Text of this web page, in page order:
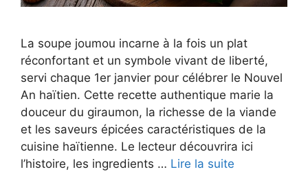
La soupe joumou incarne à la fois un plat
réconfortant et un symbole vivant de liberté,
servi chaque 1er janvier pour célébrer le Nouvel
An haïtien. Cette recette authentique marie la
douceur du giraumon, la richesse de la viande
et les saveurs épicées caractéristiques de la
cuisine haïtienne. Le lecteur découvrira ici
l’histoire, les ingredients … Lire la suite